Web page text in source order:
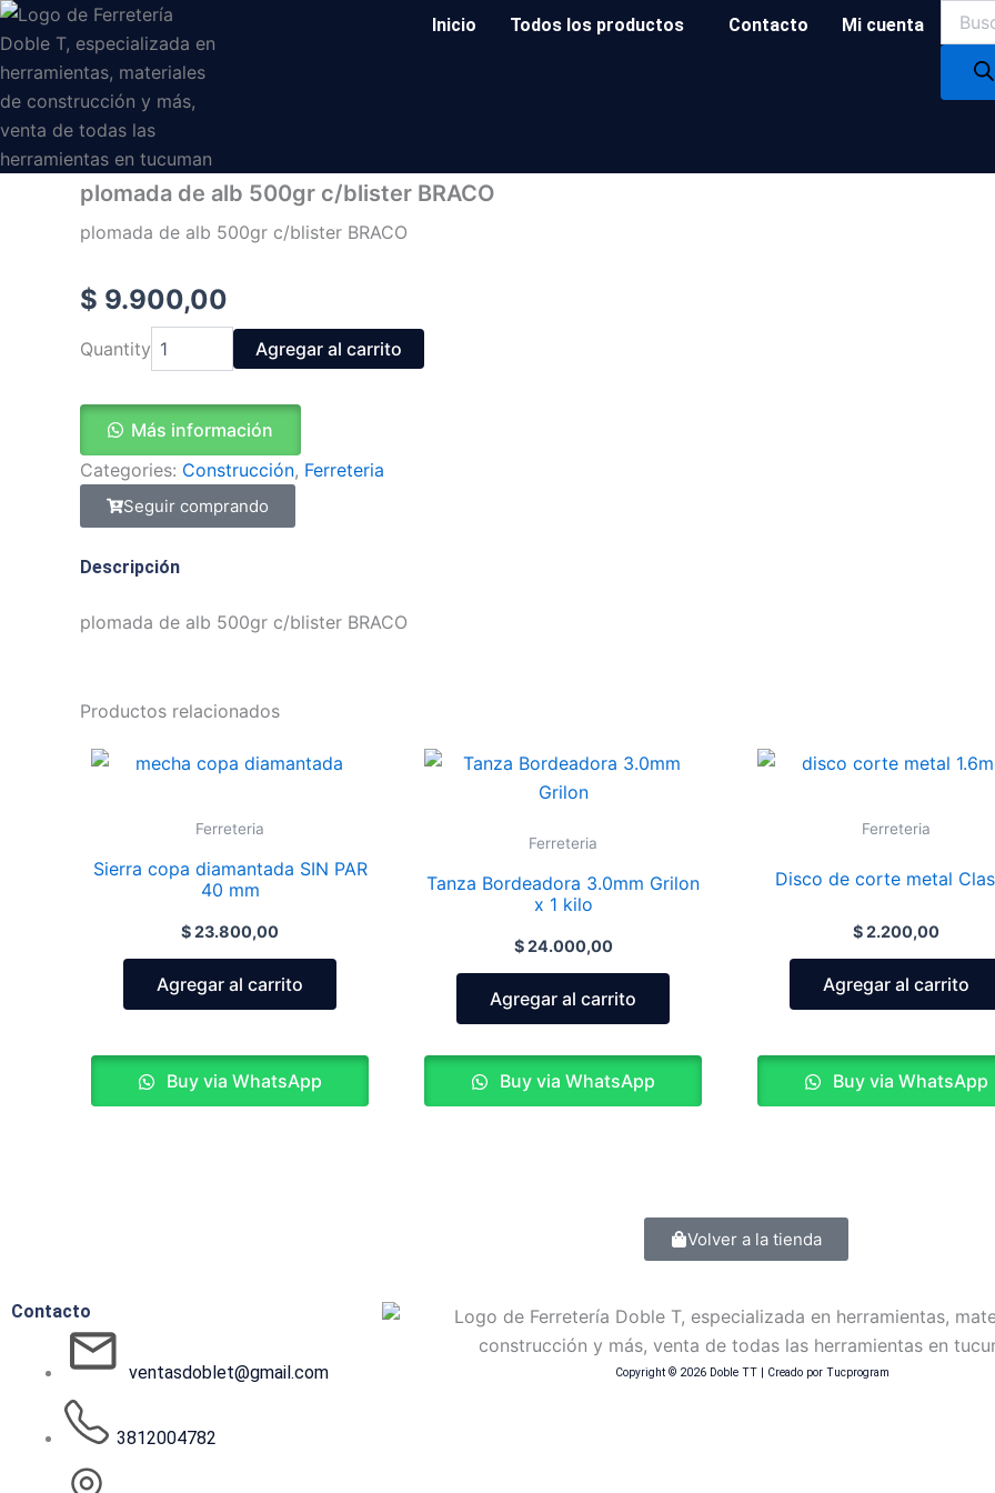
Ir
al
contenido
Inicio Todos los productos Contacto Mi cuenta
search
plomada de alb 500gr c/blister BRACO
plomada de alb 500gr c/blister BRACO
$ 9.900,00
Quantity de
500gr
c/blister
cantidad
Agregar al carrito
Más información
Categories: Construcción, Ferreteria
Seguir comprando
Descripción
plomada de alb 500gr c/blister BRACO
Productos relacionados
Ferreteria
Sierra copa diamantada SIN PAR
40 mm
$23.800,00
Agregar al carrito
Buy via WhatsApp
Ferreteria
Tanza Bordeadora 3.0mm Grilon
x 1 kilo
$24.000,00
Agregar al carrito
Buy via WhatsApp
Ferreteria
Disco de corte metal
$2.200,00
Agregar al carrito
Buy via WhatsApp
Volver a la tienda
Contacto
ventasdoblet@gmail.com
3812004782
Copyright © 2026 Doble TT | Creado por Tucprogram